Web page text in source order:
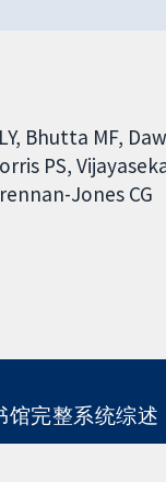
Bhutta MF
PS
Jones CG
馆完整系统综述